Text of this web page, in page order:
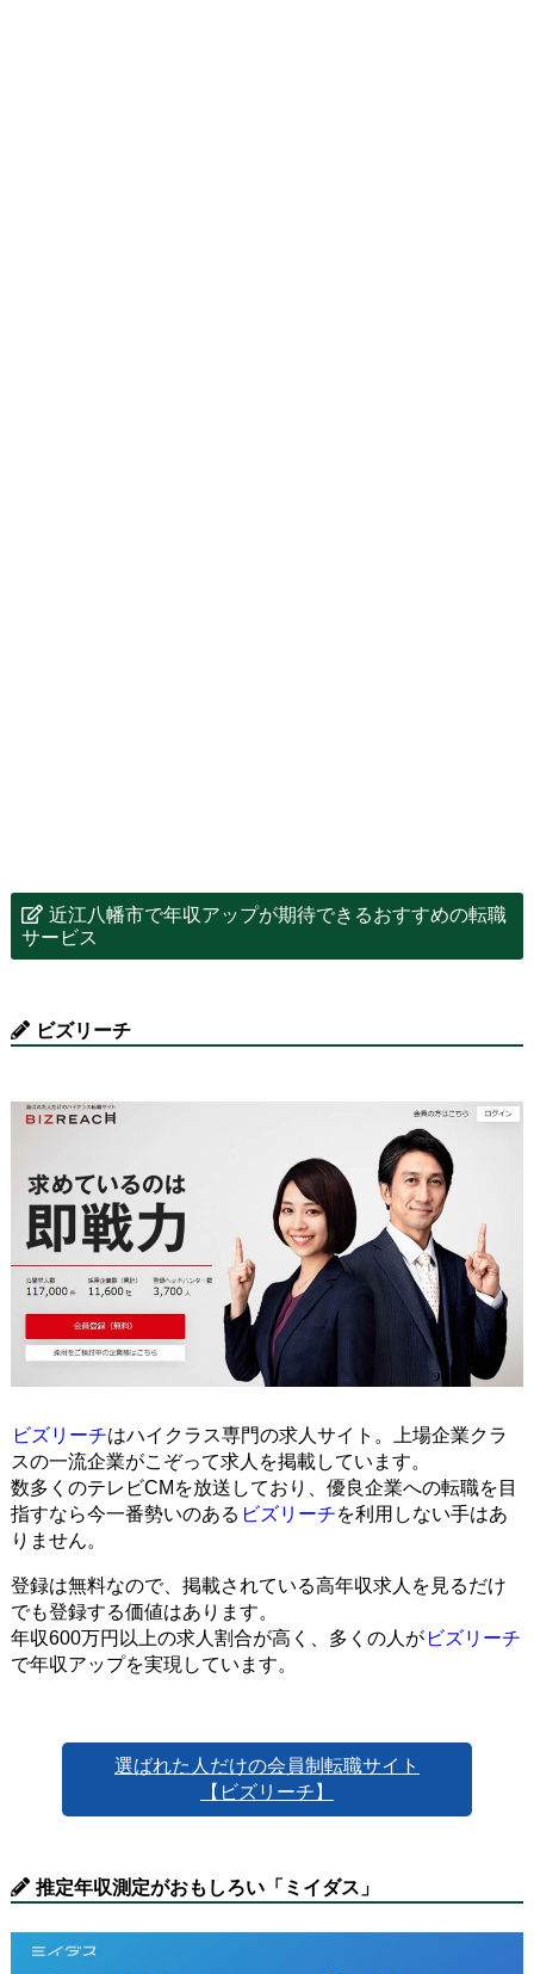
近江八幡市で年収アップが期待できるおすすめの転職
サービス
ビズリーチ
ビズリーチはハイクラス専門の求人サイト。上場企業クラ
スの一流企業がこぞって求人を掲載しています。
数多くのテレビCMを放送しており、優良企業への転職を目
指すなら今一番勢いのある ビズリーチを利用しない手はあ
りません。
登録は無料なので、掲載されている高年収求人を見るだけ
でも登録する価値はあります。
年収600万円以上の求人割合が高く、多くの人が ビズリーチ
で年収アップを実現しています。
選ばれた人だけの会員制転職サイト
【ビズリーチ】
推定年収測定がおもしろい「ミイダス」